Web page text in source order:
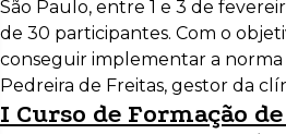
São Paulo, entre 1 e 3 de
de 30 participantes. Com o
conseguir implementar a norma
Pedreira de Freitas, gestor da
I Curso de Formação